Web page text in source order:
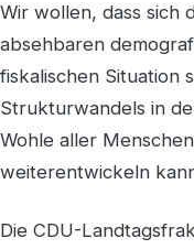
Wir wollen, dass sich
absehbaren
fiskalischen Situation
Strukturwandels in
Wohle aller
weiterentwickeln
Die CDU-